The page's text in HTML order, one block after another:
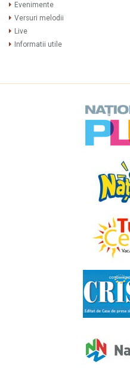
Evenimente
Versuri melodii
Live
Informatii utile